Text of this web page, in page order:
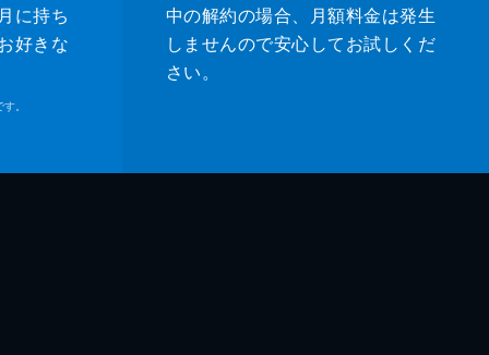
に持ち
好きな
。
中の解約の場合、月額料金は発生
しませんので安心してお試しくだ
さい。